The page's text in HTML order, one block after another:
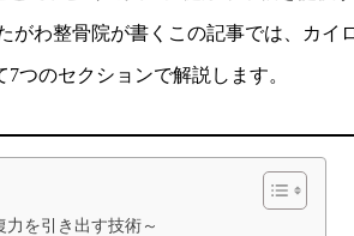
がわ整骨院が書くこの記事では、カイ
つのセクションで解説します。
を引き出す技術～